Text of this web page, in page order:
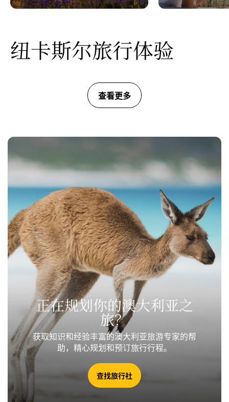
纽卡斯尔旅行体验
查看更多
正在规划你的澳大利亚之
旅？
获取知识和经验丰富的澳大利亚旅游专家的帮
助，精心规划和预订旅行行程。
查找旅行社